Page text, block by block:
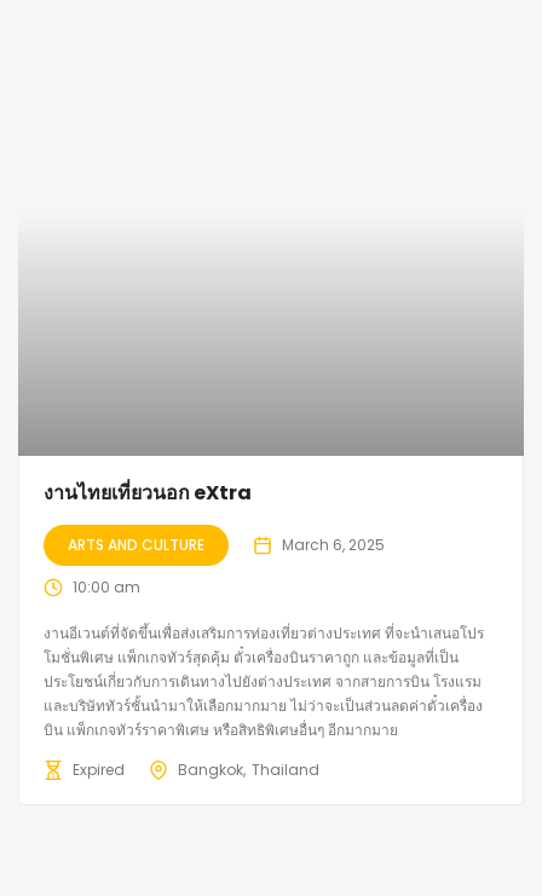
งานไทยเที่ยวนอก eXtra
ARTS AND CULTURE March 6, 2025
10:00 am
งานอีเวนต์ที่จัดขึ้นเพื่อส่งเสริมการท่องเที่ยวต่างประเทศ ที่จะนำเสนอโปร
โมชั่นพิเศษ แพ็กเกจทัวร์สุดคุ้ม ตั๋วเครื่องบินราคาถูก และข้อมูลที่เป็น
ประโยชน์เกี่ยวกับการเดินทางไปยังต่างประเทศ จากสายการบิน โรงแรม
และบริษัททัวร์ชั้นนำมาให้เลือกมากมาย ไม่ว่าจะเป็นส่วนลดค่าตั๋วเครื่อง
บิน แพ็กเกจทัวร์ราคาพิเศษ หรือสิทธิพิเศษอื่นๆ อีกมากมาย
Expired
Bangkok Thailand